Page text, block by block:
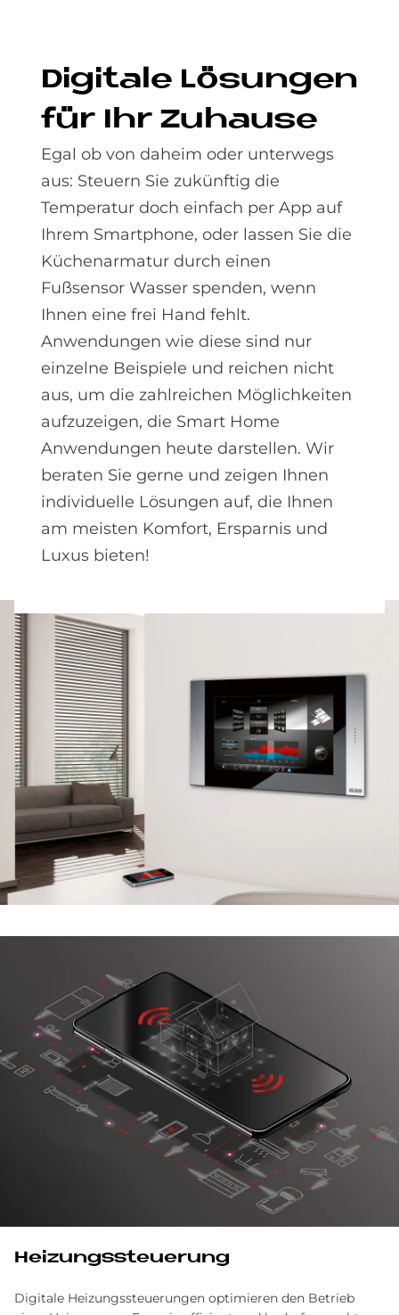
Di­gi­ta­le Lö­sun­gen
für Ihr Zu­hau­se
Egal ob von daheim oder unterwegs
aus: Steuern Sie zukünftig die
Temperatur doch einfach per App auf
Ihrem Smartphone, oder lassen Sie die
Küchenarmatur durch einen
Fußsensor Wasser spenden, wenn
Ihnen eine frei Hand fehlt.
Anwendungen wie diese sind nur
einzelne Beispiele und reichen nicht
aus, um die zahlreichen Möglichkeiten
aufzuzeigen, die Smart Home
Anwendungen heute darstellen. Wir
beraten Sie gerne und zeigen Ihnen
individuelle Lösungen auf, die Ihnen
am meisten Komfort, Ersparnis und
Luxus bieten!
Hei­zungs­steue­rung
Digitale Heizungssteuerungen optimieren den Betrieb